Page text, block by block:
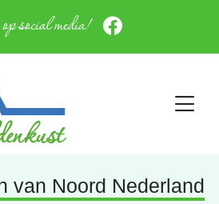
social media!
van Noord Nederland